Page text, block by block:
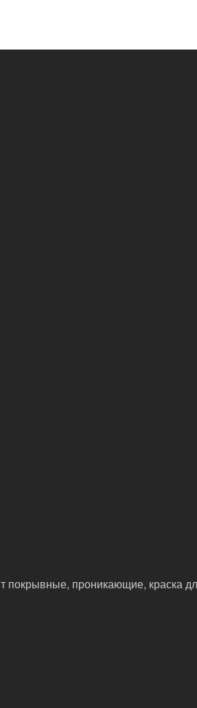
покрывные, проникающие, краска